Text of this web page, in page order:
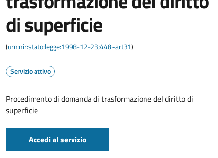
di superficie
(urn:nir:stato:legge:1998-12-23;448~art31)
Servizio attivo
Procedimento di domanda di trasformazione del diritto di
superficie
Accedi al servizio